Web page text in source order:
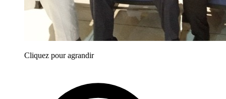
Cliquez pour agrandir